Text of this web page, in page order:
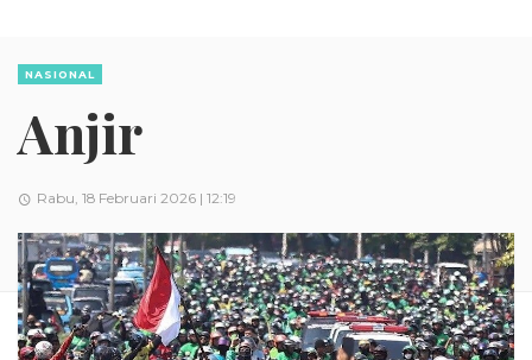
NASIONAL
Anjir
Rabu, 18 Februari 2026 | 12:19